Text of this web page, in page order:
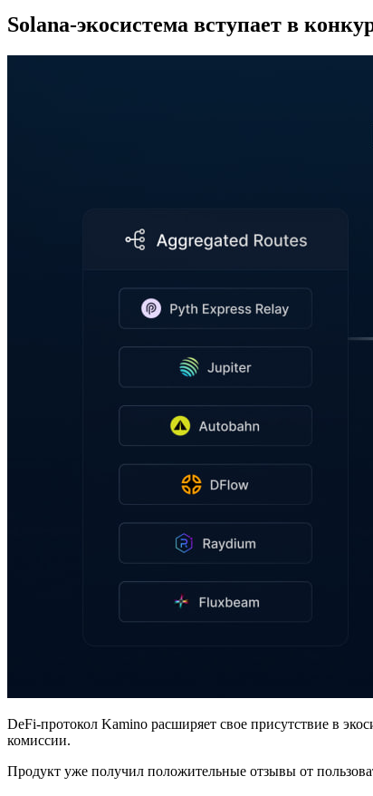
Solana-экосистема вступает в
DeFi-протокол Kamino расширяет свое присутствие в
комиссии.
Продукт уже получил положительные отзывы от